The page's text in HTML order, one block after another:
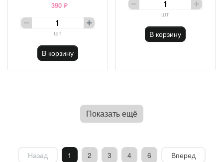
390 ₽
шт
В корзину
шт
В корзину
Показать ещё
Назад 1 2 3 4 6 Вперед